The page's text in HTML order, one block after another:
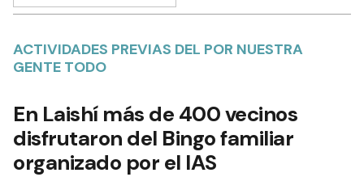
ACTIVIDADES PREVIAS DEL POR NUESTRA
GENTE TODO
En Laishí más de 400 vecinos
disfrutaron del Bingo familiar
organizado por el IAS